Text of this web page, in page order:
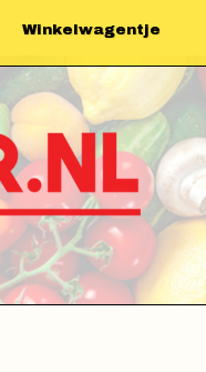
Winkelwagentje